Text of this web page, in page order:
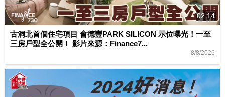
02:14
古洞北首個住宅項目 會德豐PARK SILICON 示位曝光！一至
三房戶型全公開！ 影片來源：Finance7...
8/8/2026